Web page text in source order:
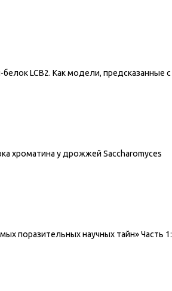
LCB2. Как модели, предсказанные с
хроматина у дрожжей Saccharomyces
поразительных научных тайн» Часть 1: